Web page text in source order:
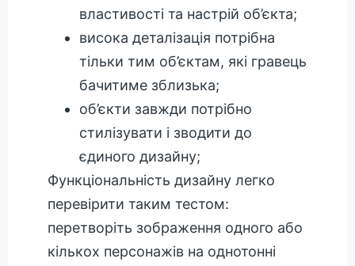
властивості та настрій об’єкта;
висока деталізація потрібна
тільки тим об’єктам, які гравець
бачитиме зблизька;
об’єкти завжди потрібно
стилізувати і зводити до
єдиного дизайну;
Функціональність дизайну легко
перевірити таким тестом:
перетворіть зображення одного або
кількох персонажів на однотонні